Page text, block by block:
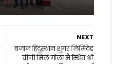
NEXT
बजाज हिंदुस्थान शुगर लिमिटेड
चीनी मिल गोला मैं स्थित श्री